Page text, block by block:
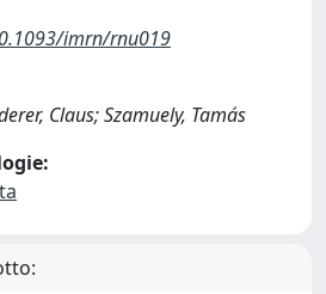
imrn/rnu019
Claus; Szamuely, Tamás